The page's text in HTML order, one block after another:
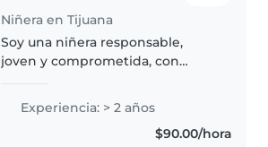
Niñera en Tijuana
Soy una niñera responsable,
joven y comprometida, con
cuidando niños pequeños, de
preescolar y edad escolar.
Experiencia: > 2 años
$90.00/hora